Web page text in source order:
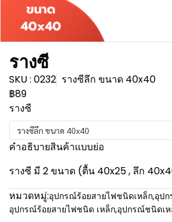
รางซี
SKU : 0232 รางซีลึก ขนาด 40x40
฿89
รางซี
รางซีลึก ขนาด 40x40
คำอธิบายสินค้าแบบย่อ
รางซี มี 2 ขนาด (ตื้น 40x25 , ลึก
หมวดหมู่:อุปกรณ์ร้อยสายไฟชนิดเหล็ก,อุป
อุปกรณ์ร้อยสายไฟชนิด เหล็ก,อุปกรณ์ชนิดเ